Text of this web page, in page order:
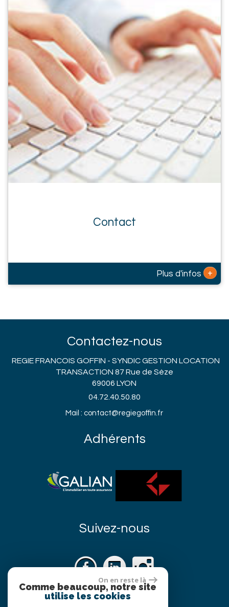
Contact
Plus d'infos +
Contactez-nous
REGIE FRANCOIS GOFFIN - SYNDIC GESTION LOCATION
TRANSACTION 87 Rue de Sèze
69006 LYON
04.72.40.50.80
Mail : contact@regiegoffin.fr
Adhérents
Suivez-nous
On en reste là
Comme beaucoup, notre site
utilise les cookies